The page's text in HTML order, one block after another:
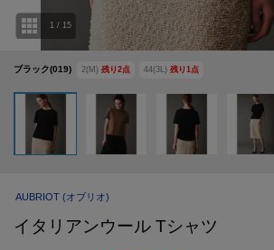
ブラック(019) 2(M) 残り 2点 44(3L) 残り 1 点
1 / 15
AUBRIOT (オブリオ)
イタリアンウール Tシャツ